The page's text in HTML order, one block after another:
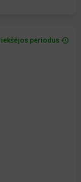
periodus